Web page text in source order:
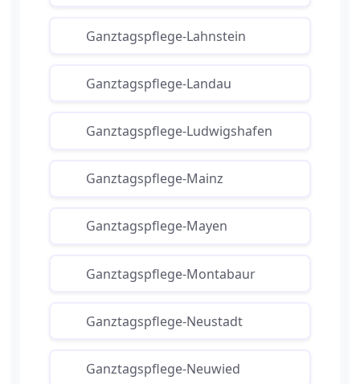
Ganztagspflege-Lahnstein
Ganztagspflege-Landau
Ganztagspflege-Ludwigshafen
Ganztagspflege-Mainz
Ganztagspflege-Mayen
Ganztagspflege-Montabaur
Ganztagspflege-Neustadt
Ganztagspflege-Neuwied